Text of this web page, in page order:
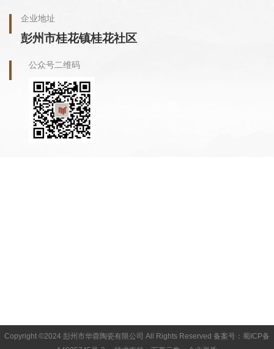
企业地址
彭州市桂花镇桂花社区
公众号二维码
Copyright ©2024 彭州市华蓉陶瓷有限公司 All Rights Reserved 备案号：蜀ICP备